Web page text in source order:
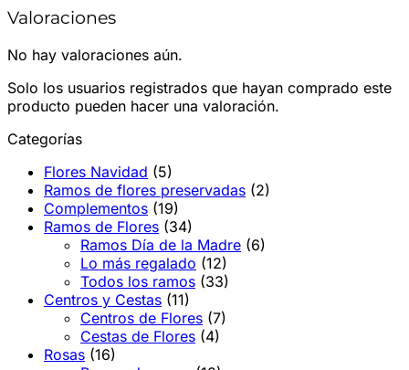
Valoraciones
No hay valoraciones aún.
Solo los usuarios registrados que hayan comprado este
producto pueden hacer una valoración.
Categorías
Flores Navidad (5)
Ramos de flores preservadas (2)
Complementos (19)
Ramos de Flores (34)
Ramos Día de la Madre (6)
Lo más regalado (12)
Todos los ramos (33)
Centros y Cestas (11)
Centros de Flores (7)
Cestas de Flores (4)
Rosas (16)